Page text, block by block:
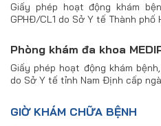
Giấy phép hoạt động khám
GPHĐ/CL1 do Sở Y tế Thành
Phòng khám đa khoa
Giấy phép hoạt động khám
do Sở Y tế tỉnh Nam Định cấp
GIỜ KHÁM CHỮA BỆNH